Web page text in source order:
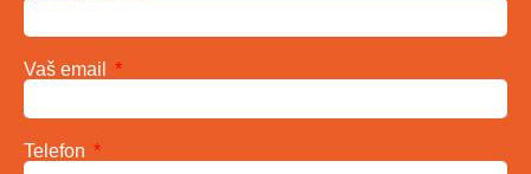
Vaš email
Telefon